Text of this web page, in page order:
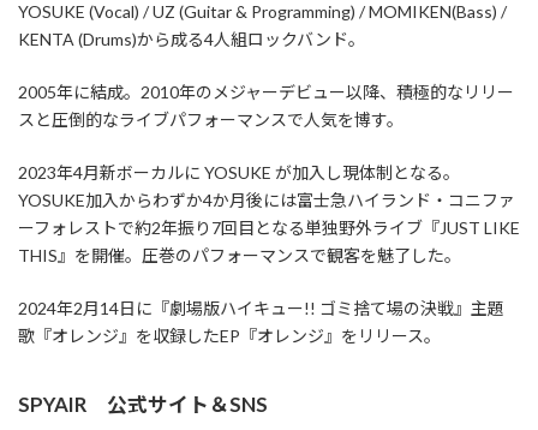
YOSUKE (Vocal) / UZ (Guitar & Programming) / MOMIKEN(Bass) /
KENTA (Drums)から成る4人組ロックバンド。
2005年に結成。2010年のメジャーデビュー以降、積極的なリリー
スと圧倒的なライブパフォーマンスで人気を博す。
2023年4月新ボーカルに YOSUKE が加入し現体制となる。
YOSUKE加入からわずか4か月後には富士急ハイランド・コニファ
ーフォレストで約2年振り7回目となる単独野外ライブ『JUST LIKE
THIS』を開催。圧巻のパフォーマンスで観客を魅了した。
2024年2月14日に『劇場版ハイキュー!! ゴミ捨て場の決戦』主題
歌『オレンジ』を収録したEP『オレンジ』をリリース。
SPYAIR 公式サイト＆SNS